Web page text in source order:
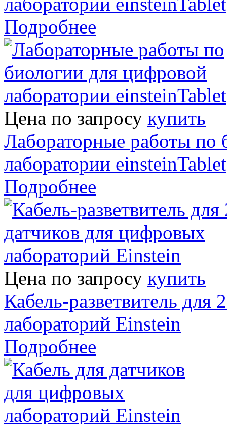
Подробнее
Цена по запросу купить
Лабораторные работы по
лаборатории einsteinTablet
Подробнее
Цена по запросу купить
Кабель-разветвитель
лабораторий Einstein
Подробнее